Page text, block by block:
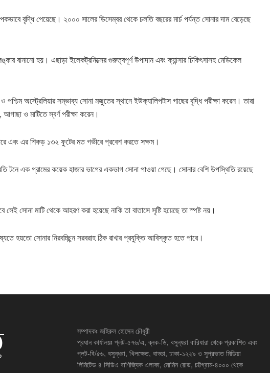
বৃদ্ধি পেয়েছে। ২০০০ সালের ডিসেম্বর থেকে চলতি বছরের মার্চ পর্যন্ত সোনার দাম বেড়েছে
বানানো হয়। এছাড়া ইলেকট্রনিক্সের গুরুত্বপূর্ণ উপাদান এবং ক্যান্সার চিকিৎসাসহ মেডিকেল
ও পশ্চিম অস্ট্রেলিয়ার সম্ভাব্য সোনা মজুতের স্থানে ইউক্যালিপটাস গাছের বৃদ্ধি পরীক্ষা করেন। তারা
ও মাটিতে স্বর্ণ পরীক্ষা করেন।
এবং এর শিকড় ১৩২ ফুটের মত গভীরে প্রবেশ করতে সক্ষম।
টনে এক গ্রামের কয়েক হাজার ভাগের একভাগ সোনা পাওয়া গেছে। সোনার বেশি উপস্থিতি রয়েছে
সোনা মাটি থেকে আহরণ করা হয়েছে নাকি তা বাতাসে সৃষ্টি হয়েছে তা স্পষ্ট নয়।
হয়তো সোনার নিরবচ্ছ্ন্নি সরবরাহ ঠিক রাখার প্রযুক্তি আবিস্কৃত হতে পারে।
সম্পাদকঃ জহিরুল হোসেন চৌধুরী
প্রধান কার্যালয়ঃ প্লট-৫৭৬/এ, ব্লক-ডি, বসুন্ধরা বারিধারা থেকে প্রকাশিত এবং
প্লট-বি/৫৬, বসুন্ধরা, খিলক্ষেত, বাড্ডা, ঢাকা-১২২৯ ও সুপ্রভাত মিডিয়া
লিমিটেড ৪ সিডিএ বাণিজ্যিক এলাকা, মোমিন রোড, চট্টগ্রাম-৪০০০ থেকে